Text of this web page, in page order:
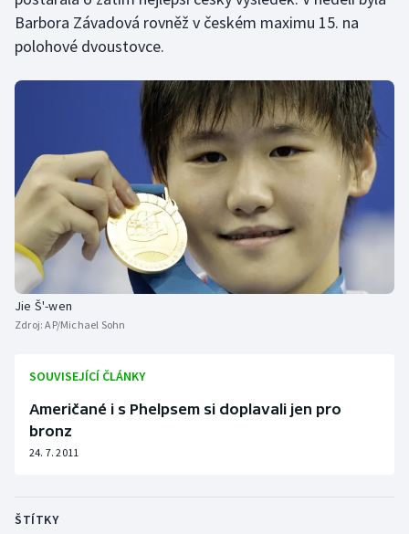
Barbora Závadová rovněž v českém maximu 15. na
polohové dvoustovce.
Jie Š'-wen
Zdroj:AP/Michael Sohn
SOUVISEJÍCÍ ČLÁNKY
Američané i s Phelpsem si doplavali jen pro
bronz
24. 7. 2011
ŠTÍTKY